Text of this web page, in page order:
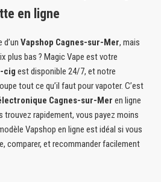
en ligne
d’unVapshop Cagnes-sur-Mer, mais
plus bas ? Magic Vape est votre
cig est disponible 24/7, et notre
tout ce qu’il faut pour vapoter. C’est
Cagnes-sur-Mer en ligne
trouvez rapidement, vous payez moins
Vapshop en ligne est idéal si vous
comparer, et recommander facilement